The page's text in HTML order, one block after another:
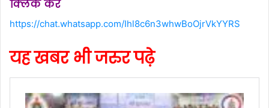
क्लिक करें
https://chat.whatsapp.com/Ihl8c6n3whwBoOjrVkYYRS
यह खबर भी जरुर पढ़े